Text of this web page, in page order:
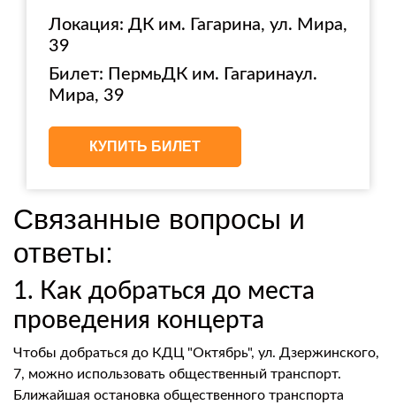
Локация: ДК им. Гагарина, ул. Мира,
39
Билет: ПермьДК им. Гагаринаул.
Мира, 39
КУПИТЬ БИЛЕТ
Связанные вопросы и
ответы:
1. Как добраться до места
проведения концерта
Чтобы добраться до КДЦ "Октябрь", ул. Дзержинского,
7, можно использовать общественный транспорт.
Ближайшая остановка общественного транспорта